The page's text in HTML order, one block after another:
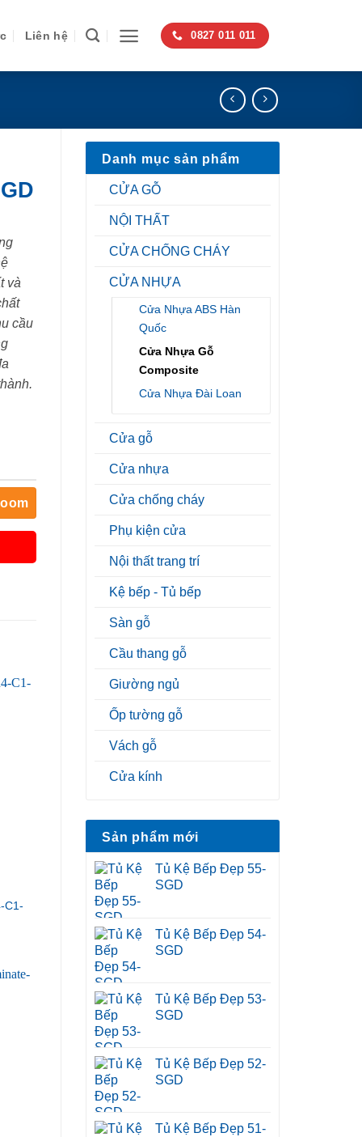
Liên hệ 0827 011 011
Danh mục sản phẩm
CỬA GỖ
NỘI THẤT
CỬA CHỐNG CHÁY
CỬA NHỰA
Cửa Nhựa ABS Hàn
Quốc
Cửa Nhựa Gỗ
Composite
Cửa Nhựa Đài Loan
Cửa gỗ
Cửa nhựa
Cửa chống cháy
Phụ kiện cửa
Nội thất trang trí
Kệ bếp - Tủ bếp
Sàn gỗ
Cầu thang gỗ
Giường ngủ
Ốp tường gỗ
Vách gỗ
Cửa kính
Sản phẩm mới
Tủ Kệ Bếp Đẹp 55-
SGD
Tủ Kệ Bếp Đẹp 54-
SGD
Tủ Kệ Bếp Đẹp 53-
SGD
Tủ Kệ Bếp Đẹp 52-
SGD
Tủ Kệ Bếp Đẹp 51-
và
cầu
C1-